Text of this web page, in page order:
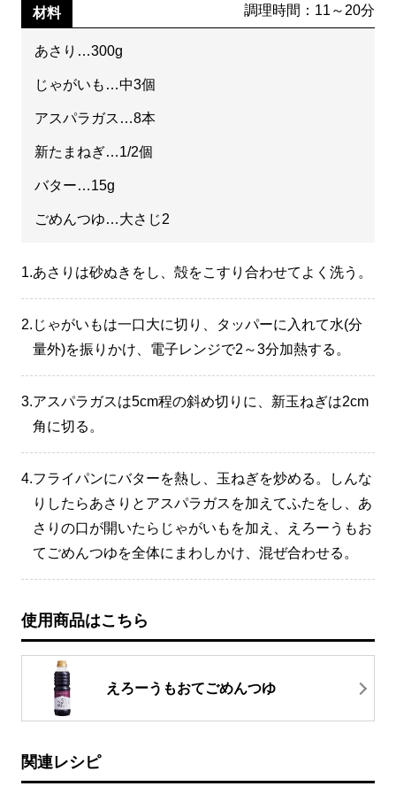
材料 調理時間：11～20分
あさり…300g
じゃがいも…中3個
アスパラガス…8本
新たまねぎ…1/2個
バター…15g
ごめんつゆ…大さじ2
1.あさりは砂ぬきをし、殻をこすり合わせてよく洗う。
2. じゃがいもは一口大に切り、タッパーに入れて水(分
量外)を振りかけ、電子レンジで2～3分加熱する。
3.アスパラガスは5cm程の斜め切りに、新玉ねぎは2cm
角に切る。
4.フライパンにバターを熱し、玉ねぎを炒める。しんな
りしたらあさりとアスパラガスを加えてふたをし、あ
さりの口が開いたらじゃがいもを加え、えろーうもお
てごめんつゆを全体にまわしかけ、混ぜ合わせる。
使用商品はこちら
えろーうもおてごめんつゆ
関連レシピ